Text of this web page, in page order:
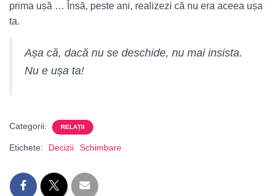
prima ușă …
Însă, peste ani, realizezi că nu era aceea ușa
ta.
Așa că, dacă nu se deschide, nu mai insista.
Nu e ușa ta!
Categorii: RELAȚII
Etichete: Decizii Schimbare